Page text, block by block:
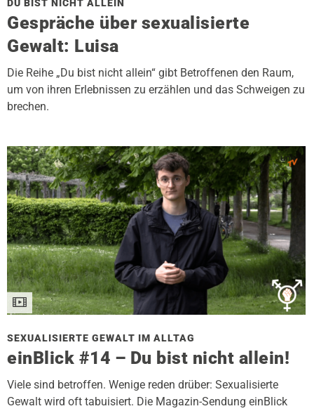
DU BIST NICHT ALLEIN
Gespräche über sexualisierte
Gewalt: Luisa
Die Reihe „Du bist nicht allein“ gibt Betroffenen den Raum,
um von ihren Erlebnissen zu erzählen und das Schweigen zu
brechen.
SEXUALISIERTE GEWALT IM ALLTAG
einBlick #14 – Du bist nicht allein!
Viele sind betroffen. Wenige reden drüber: Sexualisierte
Gewalt wird oft tabuisiert. Die Magazin-Sendung einBlick